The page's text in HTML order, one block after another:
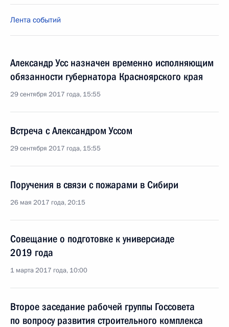
Лента событий
Александр Усс назначен временно исполняющим
обязанности губернатора Красноярского края
29 сентября 2017 года, 15:55
Встреча с Александром Уссом
29 сентября 2017 года, 15:55
Поручения в связи с пожарами в Сибири
26 мая 2017 года, 20:15
Совещание о подготовке к универсиаде
2019 года
1 марта 2017 года, 10:00
Второе заседание рабочей группы Госсовета
по вопросу развития строительного комплекса